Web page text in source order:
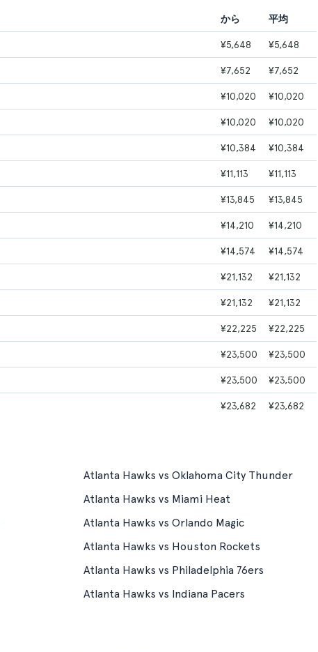
から 平均
¥5,648 ¥5,648
¥7,652 ¥7,652
¥10,020 ¥10,020
¥10,020 ¥10,020
¥10,384 ¥10,384
¥11,113 ¥11,113
¥13,845 ¥13,845
¥14,210 ¥14,210
¥14,574 ¥14,574
¥21,132 ¥21,132
¥21,132 ¥21,132
¥22,225 ¥22,225
¥23,500 ¥23,500
¥23,500 ¥23,500
¥23,682 ¥23,682
Atlanta Hawks vs Oklahoma City Thunder
Atlanta Hawks vs Miami Heat
Atlanta Hawks vs Orlando Magic
Atlanta Hawks vs Houston Rockets
Atlanta Hawks vs Philadelphia 76ers
Atlanta Hawks vs Indiana Pacers